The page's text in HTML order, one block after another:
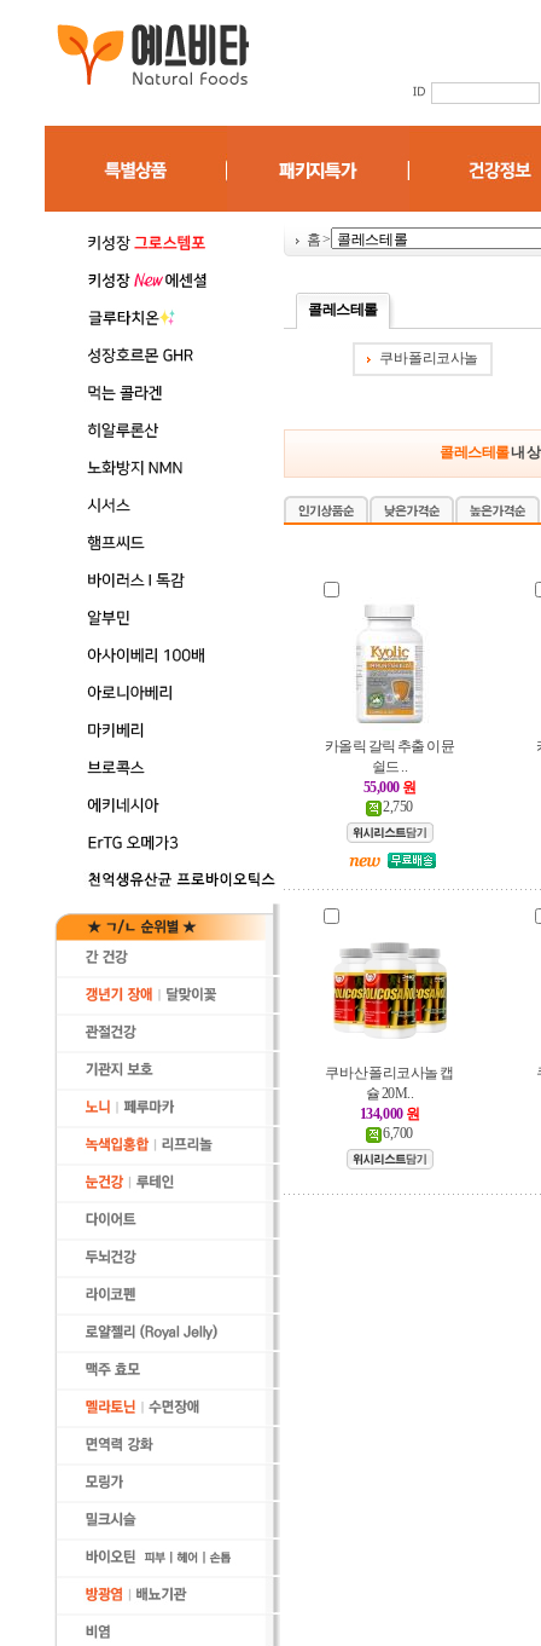
홈>
콜레스테롤
쿠바 폴리코사놀
콜레스테롤내
카올릭 갈릭 추출 이뮨
쉴드 ..
55,000 원
2,750
쿠바산 폴리코사놀 캡
슐 20M..
134,000 원
6,700